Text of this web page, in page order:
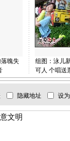
魄失
组图：泳儿
可人 个唱送
隐藏地址 设